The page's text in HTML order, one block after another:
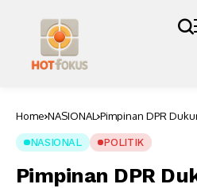
Home NASIONAL Pimpinan DPR
NASIONAL POLITIK
Pimpinan DPR